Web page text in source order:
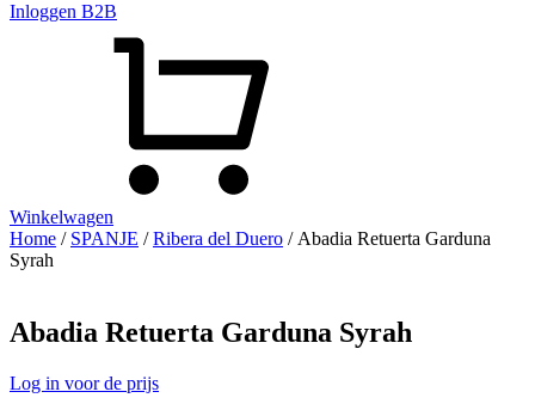
Inloggen B2B
Winkelwagen
Home / SPANJE /Ribera del Duero / Abadia Retuerta Garduna
Syrah
Abadia Retuerta Garduna Syrah
Log in voor de prijs